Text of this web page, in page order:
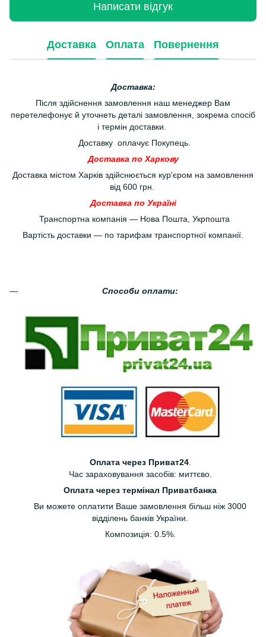
Написати відгук
Доставка Оплата Повернення
Доставка:
Після здійснення замовлення наш менеджер Вам
перетелефонує й уточнеть деталі замовлення, зокрема спосіб
і термін доставки.
Доставку оплачує Покупець.
Доставка по Харкову
Доставка містом Харків здійснюється кур'єром на замовлення
від 600 грн.
Доставка по Україні
Транспортна компанія — Нова Пошта, Укрпошта
Вартість доставки — по тарифам транспортної компанії.
Способи оплати:
Оплата через Приват24.
Час зараховування засобів: миттєво.
Оплата через термінал Приватбанка
Ви можете оплатити Ваше замовлення більш ніж 3000
відділень банків України.
Композиція: 0.5%.